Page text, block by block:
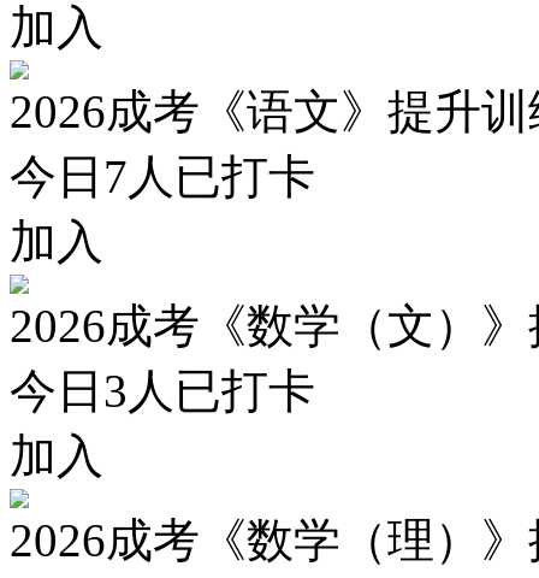
加入
2026成考《语文》提升
今日 7人已打卡
加入
2026成考《数学（文）
今日 3 人已打卡
加入
2026成考《数学（理）